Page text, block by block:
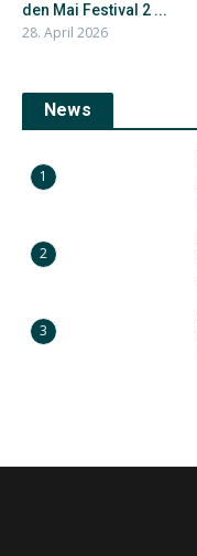
den Mai Festival 2 ...
28. April 2026
News
1
2
3